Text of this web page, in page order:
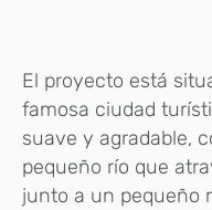
El proyecto está
famosa ciudad
suave y agradable,
pequeño río que
junto a un pequeño